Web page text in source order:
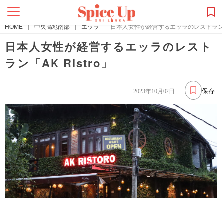
HOME | 中央高地南部 | エッラ | 日本人女性が経営するエッラのレストラ
日本人女性が経営するエッラのレスト
ラン「AK Ristro」
保存
2023年10月02日